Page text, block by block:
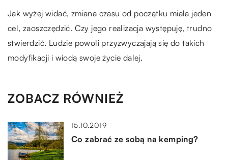
Jak wyżej widać, zmiana czasu od początku miała jeden
cel, zaoszczędzić. Czy jego realizacja występuję, trudno
stwierdzić. Ludzie powoli przyzwyczajają się do takich
modyfikacji i wiodą swoje życie dalej.
ZOBACZ RÓWNIEŻ
15.10.2019
Co zabrać ze sobą na kemping?